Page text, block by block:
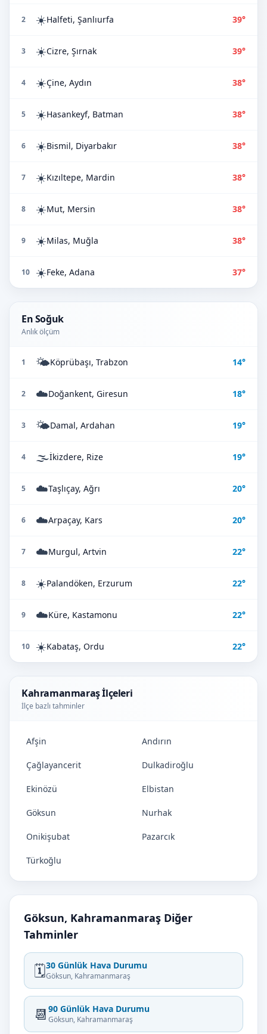
2 ☀️Halfeti, Şanlıurfa 39°
3 ☀️Cizre, Şırnak 39°
4 ☀️Çine, Aydın 38°
5 ☀️Hasankeyf, Batman 38°
6 ☀️Bismil, Diyarbakır 38°
7 ☀️Kızıltepe, Mardin 38°
8 ☀️Mut, Mersin 38°
9 ☀️Milas, Muğla 38°
10 ☀️Feke, Adana 37°
En Soğuk
Anlık ölçüm
1 🌤️Köprübaşı, Trabzon 14°
2 ☁️Doğankent, Giresun 18°
3 🌤️Damal, Ardahan 19°
4 🌫️İkizdere, Rize 19°
5 ☁️Taşlıçay, Ağrı 20°
6 ☁️Arpaçay, Kars 20°
7 ☁️Murgul, Artvin 22°
8 ☀️Palandöken, Erzurum 22°
9 ☁️Küre, Kastamonu 22°
10 ☀️Kabataş, Ordu 22°
Kahramanmaraş İlçeleri
İlçe bazlı tahminler
Afşin Andırın
Çağlayancerit Dulkadiroğlu
Ekinözü Elbistan
Göksun Nurhak
Onikişubat Pazarcık
Türkoğlu
Göksun, Kahramanmaraş Diğer
Tahminler
🗓️30 Günlük Hava Durumu
Göksun, Kahramanmaraş
📆 90 Günlük Hava Durumu
Göksun, Kahramanmaraş